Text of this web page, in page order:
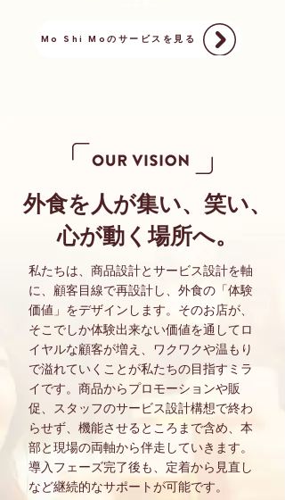
Mo Shi Moのサービスを見る
外食を人が集い、笑い、
心が動く場所へ。
私たちは、商品設計とサービス設計を軸
に、顧客目線で再設計し、外食の「体験
価値」をデザインします。そのお店が、
そこでしか体験出来ない価値を通してロ
イヤルな顧客が増え、ワクワクや温もり
で溢れていくことが私たちの目指すミラ
イです。商品からプロモーションや販
促、スタッフのサービス設計構想で終わ
らせず、機能させるところまで含め、本
部と現場の両軸から伴走していきます。
導入フェーズ完了後も、定着から見直し
など継続的なサポートが可能です。